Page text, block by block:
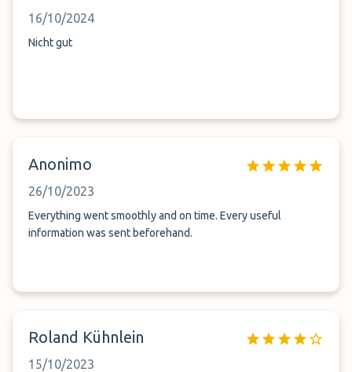
16/10/2024
Nicht gut
Anonimo
26/10/2023
Everything went smoothly and on time. Every useful
information was sent beforehand.
Roland Kühnlein
15/10/2023